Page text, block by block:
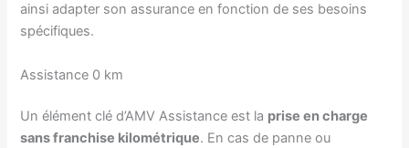
ainsi adapter son assurance en fonction de ses besoins
spécifiques.
Assistance 0 km
Un élément clé d’AMV Assistance est la prise en charge
sans franchise kilométrique. En cas de panne ou